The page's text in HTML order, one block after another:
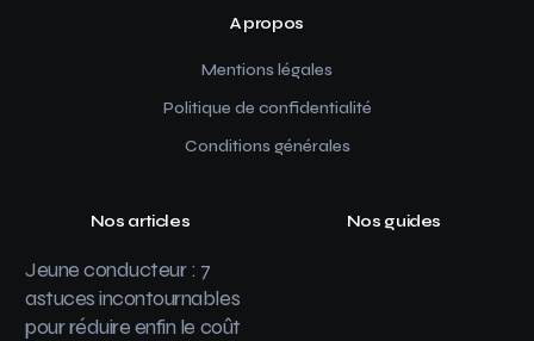
A propos
Mentions légales
Politique de confidentialité
Conditions générales
Nos articles
Jeune conducteur : 7
astuces incontournables
pour réduire enfin le coût
Nos guides